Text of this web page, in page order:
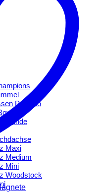
Peppino
Hunde
Maxi
Medium
Mini
Woodstock